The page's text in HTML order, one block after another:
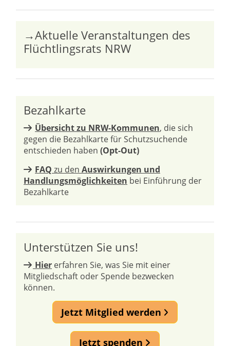
→Aktuelle Veranstaltungen des
Flüchtlingsrats NRW
Bezahlkarte
Übersicht zu NRW-Kommunen, die sich
gegen die Bezahlkarte für Schutzsuchende
entschieden haben (Opt-Out)
FAQ zu den Auswirkungen und
Handlungsmöglichkeiten bei Einführung der
Bezahlkarte
Unterstützen Sie uns!
Hier erfahren Sie, was Sie mit einer
Mitgliedschaft oder Spende bezwecken
können.
Jetzt Mitglied werden
Jetzt spenden